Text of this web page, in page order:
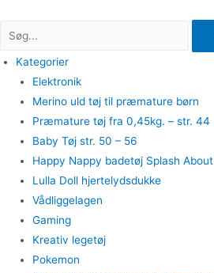
Kategorier
Elektronik
Merino uld tøj til præmature børn
Præmature tøj fra 0,45kg. – str. 44
Baby Tøj str. 50 – 56
Happy Nappy badetøj Splash About
Lulla Doll hjertelydsdukke
Vådliggelagen
Gaming
Kreativ legetøj
Pokemon